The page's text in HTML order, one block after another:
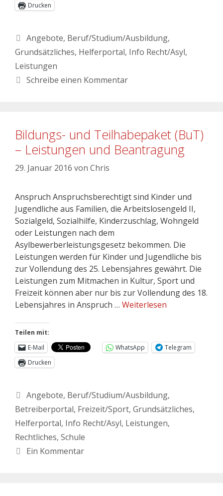
Drucken
Angebote, Beruf/Studium/Ausbildung,
Grundsätzliches, Helferportal, Info Recht/Asyl,
Leistungen
Schreibe einen Kommentar
Bildungs- und Teilhabepaket (BuT)
– Leistungen und Beantragung
29. Januar 2016 von Chris
Anspruch Anspruchsberechtigt sind Kinder und
Jugendliche aus Familien, die Arbeitslosengeld II,
Sozialgeld, Sozialhilfe, Kinderzuschlag, Wohngeld
oder Leistungen nach dem
Asylbewerberleistungsgesetz bekommen. Die
Leistungen werden für Kinder und Jugendliche bis
zur Vollendung des 25. Lebensjahres gewährt. Die
Leistungen zum Mitmachen in Kultur, Sport und
Freizeit können aber nur bis zur Vollendung des 18.
Lebensjahres in Anspruch … Weiterlesen
Teilen mit:
E-Mail
WhatsApp
Telegram
Drucken
Angebote, Beruf/Studium/Ausbildung,
Betreiberportal, Freizeit/Sport, Grundsätzliches,
Helferportal, Info Recht/Asyl, Leistungen,
Rechtliches, Schule
Ein Kommentar